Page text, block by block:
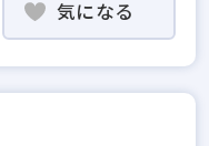
気になる